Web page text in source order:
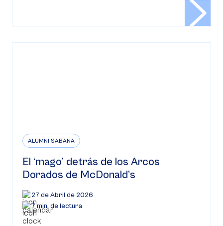
ALUMNI SABANA
El ‘mago’ detrás de los Arcos
Dorados de McDonald’s
27 de Abril de 2026
7 min. de lectura